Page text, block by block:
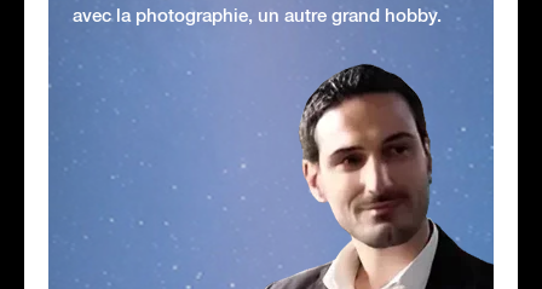
avec la photographie, un autre grand hobby.